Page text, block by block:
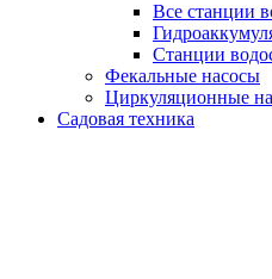
Все станции
Станции
Фекальные насосы
Циркуляционные
Садовая техника